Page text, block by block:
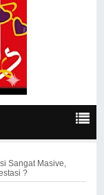
Sangat Masive,
?